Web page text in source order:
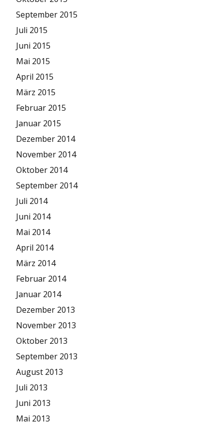
September 2015
Juli 2015
Juni 2015
Mai 2015
April 2015
März 2015
Februar 2015
Januar 2015
Dezember 2014
November 2014
Oktober 2014
September 2014
Juli 2014
Juni 2014
Mai 2014
April 2014
März 2014
Februar 2014
Januar 2014
Dezember 2013
November 2013
Oktober 2013
September 2013
August 2013
Juli 2013
Juni 2013
Mai 2013